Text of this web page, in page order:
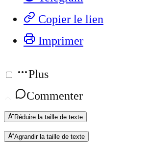
Copier le lien
Imprimer
Plus
Commenter
Réduire la taille de texte
Agrandir la taille de texte